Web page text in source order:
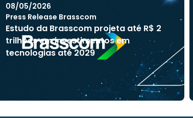
08/05/2026
Press Release Brasscom
Estudo da Brasscom projeta até R$ 2
trilhões em investimentos em
tecnologias até 2029